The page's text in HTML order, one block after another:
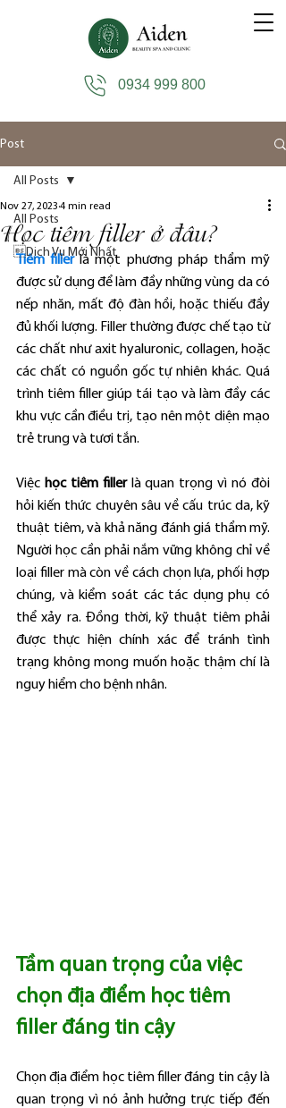
0934 999 800
Post
All Posts
Dịch Vụ Mới Nhất
All Posts
Học tiêm filler ở đâu?
Nov 27, 2023 4 min read
Tiêm filler là một phương pháp thẩm mỹ
được sử dụng để làm đầy những vùng da có
nếp nhăn, mất độ đàn hồi, hoặc thiếu đầy
đủ khối lượng. Filler thường được chế tạo từ
các chất như axit hyaluronic, collagen, hoặc
các chất có nguồn gốc tự nhiên khác. Quá
trình tiêm filler giúp tái tạo và làm đầy các
khu vực cần điều trị, tạo nên một diện mạo
trẻ trung và tươi tắn.
Việc học tiêm filler là quan trọng vì nó đòi
hỏi kiến thức chuyên sâu về cấu trúc da, kỹ
thuật tiêm, và khả năng đánh giá thẩm mỹ.
Người học cần phải nắm vững không chỉ về
loại filler mà còn về cách chọn lựa, phối hợp
chúng, và kiểm soát các tác dụng phụ có
thể xảy ra. Đồng thời, kỹ thuật tiêm phải
được thực hiện chính xác để tránh tình
trạng không mong muốn hoặc thậm chí là
nguy hiểm cho bệnh nhân.
Tầm quan trọng của việc
chọn địa điểm học tiêm
filler đáng tin cậy
Chọn địa điểm học tiêm filler đáng tin cậy là
quan trọng vì nó ảnh hưởng trực tiếp đến